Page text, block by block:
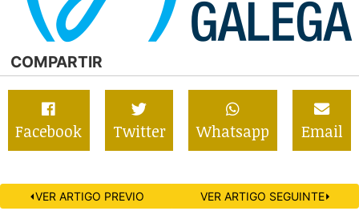
COMPARTIR
Facebook Twitter Whatsapp Email
⏴VER ARTIGO PREVIO VER ARTIGO SEGUINTE⏵